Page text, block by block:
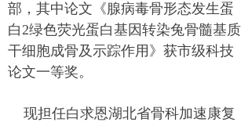
部，其中论文《腺病毒骨形态发生蛋
白2绿色荧光蛋白基因转染兔骨髓基质
干细胞成骨及示踪作用》获市级科技
论文一等奖。
现担任白求恩湖北省骨科加速康复